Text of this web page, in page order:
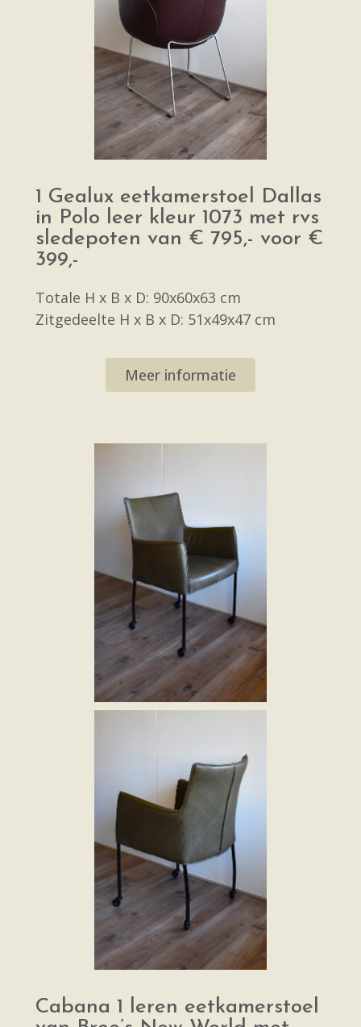
1 Gealux eetkamerstoel Dallas
in Polo leer kleur 1073 met rvs
sledepoten van € 795,- voor €
399,-
Totale H x B x D: 90x60x63 cm
Zitgedeelte H x B x D: 51x49x47 cm
Meer informatie
Cabana 1 leren eetkamerstoel